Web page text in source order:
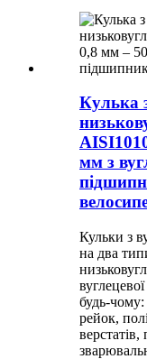
Кулька
мм з
Кульки з
на два
будь-
рейок,
верстатів,